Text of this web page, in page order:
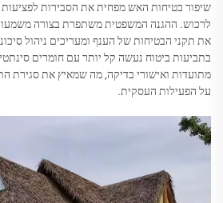
שיפור בטיחות האש מפחית את הסבירות לפציעות
לרכוש. ההגנה המשפטית משתפרת בצורה
את תקני הבטיחות של הענף ומעריכים ניהול
בתביעות ביטוח נעשה קל יותר עם חומרים
מתועדות ואישורי בדיקה, מה שמאיץ את סגירת
על הפעילות העסקית.